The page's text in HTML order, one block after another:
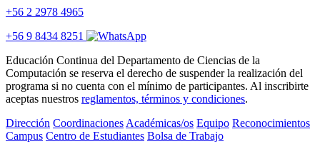
+56 2 2978 4965
+56 9 8434 8251
Educación Continua del Departamento de Ciencias de la
Computación se reserva el derecho de suspender la realización del
programa si no cuenta con el mínimo de participantes. Al inscribirte
aceptas nuestros reglamentos, términos y condiciones.
Dirección Coordinaciones Académicas/os Equipo Reconocimientos
Campus Centro de Estudiantes Bolsa de Trabajo